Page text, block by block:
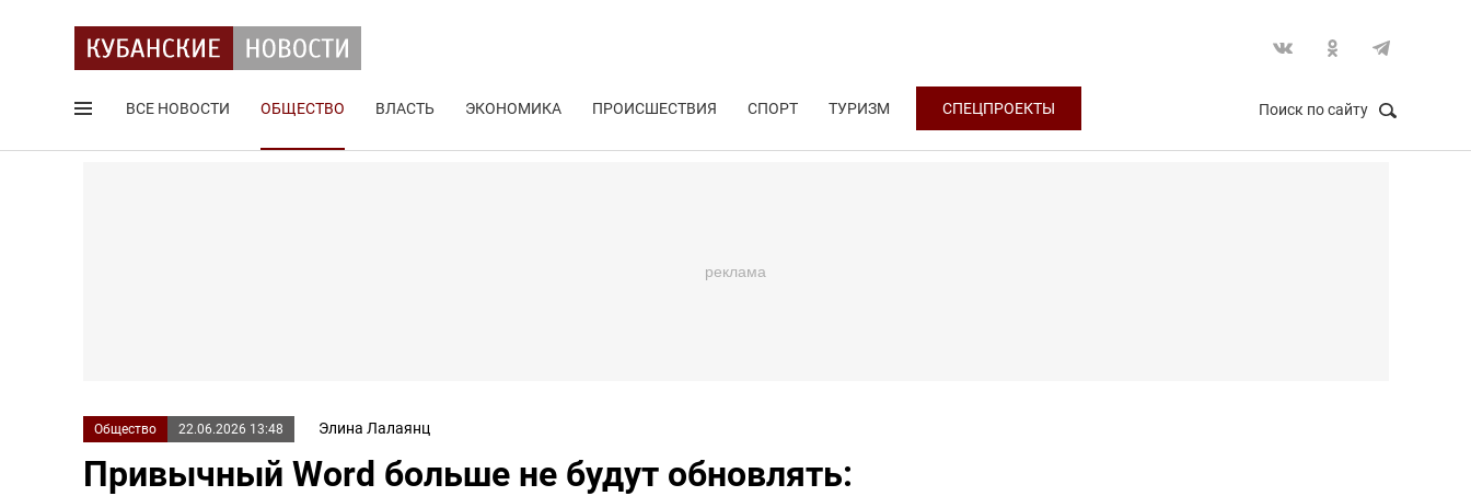
ВСЕ НОВОСТИ ОБЩЕСТВО ВЛАСТЬ ЭКОНОМИКА ПРОИСШЕСТВИЯ СПОРТ ТУРИЗМ СПЕЦПРОЕКТЫ Поиск по сайту
Общество 22.06.2026 13:48 Элина Лалаянц
Привычный Word больше не будут обновлять: